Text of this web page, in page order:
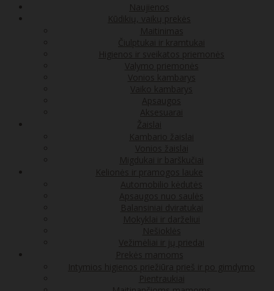
Naujienos
Kūdikių, vaikų prekės
Maitinimas
Čiulptukai ir kramtukai
Higienos ir sveikatos priemonės
Valymo priemonės
Vonios kambarys
Vaiko kambarys
Apsaugos
Aksesuarai
Žaislai
Kambario žaislai
Vonios žaislai
Migdukai ir barškučiai
Kelionės ir pramogos lauke
Automobilio kėdutės
Apsaugos nuo saulės
Balansiniai dviratukai
Mokyklai ir darželiui
Nešioklės
Vežimėliai ir jų priedai
Prekės mamoms
Intymios higienos priežiūra prieš ir po gimdymo
Pientraukiai